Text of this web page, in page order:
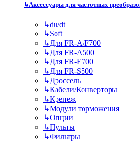
↳Аксессуары для частотных
↳du/dt
↳Soft
↳Для FR-A/F700
↳Для FR-A500
↳Для FR-E700
↳Для FR-S500
↳Дроссель
↳Кабели/Конверторы
↳Крепеж
↳Модули торможения
↳Опции
↳Пульты
↳Фильтры